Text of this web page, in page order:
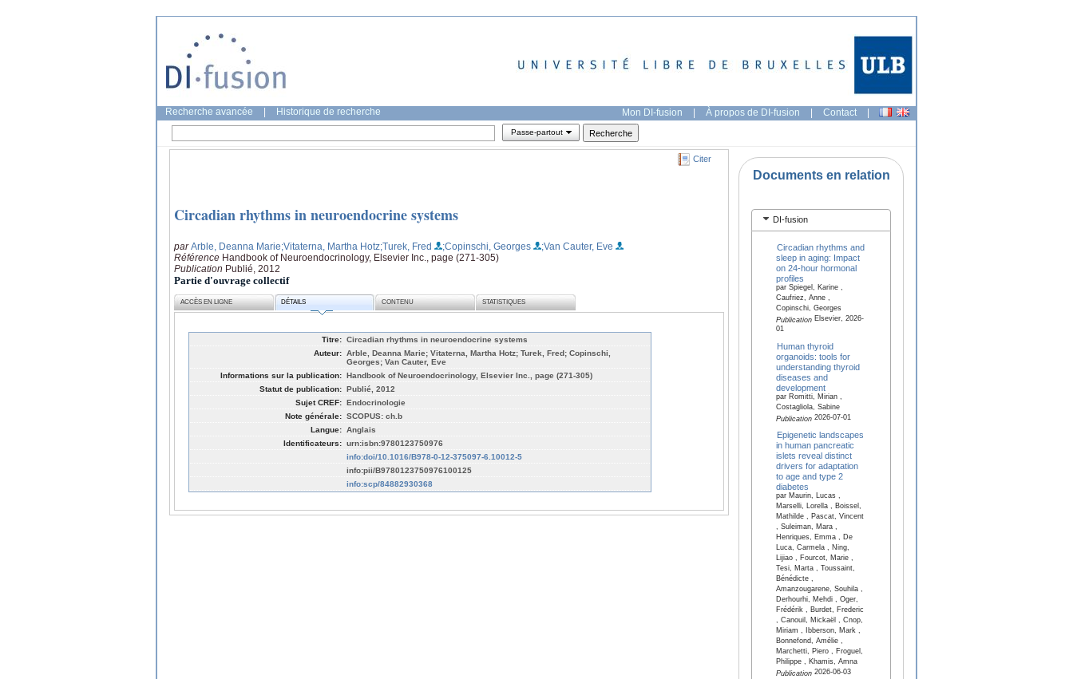
Recherche avancée Historique de recherche Mon DI-fusion | À propos de DI-fusion | Contact |
Passe-partout
Citer
Circadian rhythms in neuroendocrine systems
parArble, Deanna Marie;Vitaterna, Martha Hotz;Turek, Fred ;Copinschi, Georges
;Van Cauter, Eve
Référence Handbook of Neuroendocrinology, Elsevier Inc., page (271-305)
Publication Publié, 2012
Partie d'ouvrage collectif
ACCÈS EN LIGNE DÉTAILS CONTENU STATISTIQUES
Titre: Circadian rhythms in neuroendocrine systems
Auteur: Arble, Deanna Marie; Vitaterna, Martha Hotz; Turek, Fred; Copinschi,
Georges; Van Cauter, Eve
Informations sur la publication: Handbook of Neuroendocrinology, Elsevier Inc., page (271-305)
Statut de publication: Publié, 2012
Sujet CREF: Endocrinologie
Note générale: SCOPUS: ch.b
Langue: Anglais
Identificateurs: urn:isbn:9780123750976
info:doi/10.1016/B978-0-12-375097-6.10012-5
info:pii/B9780123750976100125
info:scp/84882930368
Documents en relation
DI-fusion
Circadian rhythms and
sleep in aging: Impact
on 24-hour hormonal
profiles
par Spiegel, Karine ,
Caufriez, Anne ,
Copinschi, Georges
PublicationElsevier, 2026-
01
Human thyroid
organoids: tools for
understanding thyroid
diseases and
development
par Romitti, Mirian ,
Costagliola, Sabine
Publication2026-07-01
Epigenetic landscapes
in human pancreatic
islets reveal distinct
drivers for adaptation
to age and type 2
diabetes
par Maurin, Lucas ,
Marselli, Lorella , Boissel,
Mathilde , Pascat, Vincent
, Suleiman, Mara ,
Henriques, Emma , De
Luca, Carmela , Ning,
Lijiao , Fourcot, Marie ,
Tesi, Marta , Toussaint,
Bénédicte ,
Amanzougarene, Souhila ,
Derhourhi, Mehdi , Oger,
Frédérik , Burdet, Frederic
, Canouil, Mickaël , Cnop,
Miriam , Ibberson, Mark ,
Bonnefond, Amélie ,
Marchetti, Piero , Froguel,
Philippe , Khamis, Amna
Publication2026-06-03